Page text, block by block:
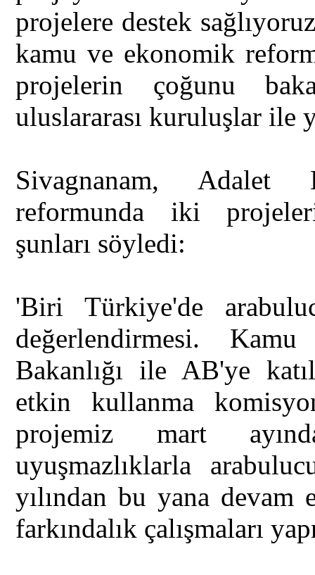
projelere destek
kamu ve ekonomik
projelerin çoğunu
uluslararası kuruluşlar ile
Sivagnanam, Adalet
reformunda iki
şunları söyledi:
'Biri Türkiye'de
değerlendirmesi.
Bakanlığı ile AB'ye
etkin kullanma
projemiz mart
uyuşmazlıklarla
yılından bu yana
farkındalık çalışmaları